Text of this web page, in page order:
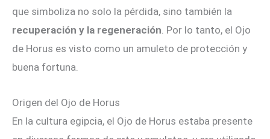
que simboliza no solo la pérdida, sino también la
recuperación y la regeneración. Por lo tanto, el Ojo
de Horus es visto como un amuleto de protección y
buena fortuna.
Origen del Ojo de Horus
En la cultura egipcia, el Ojo de Horus estaba presente